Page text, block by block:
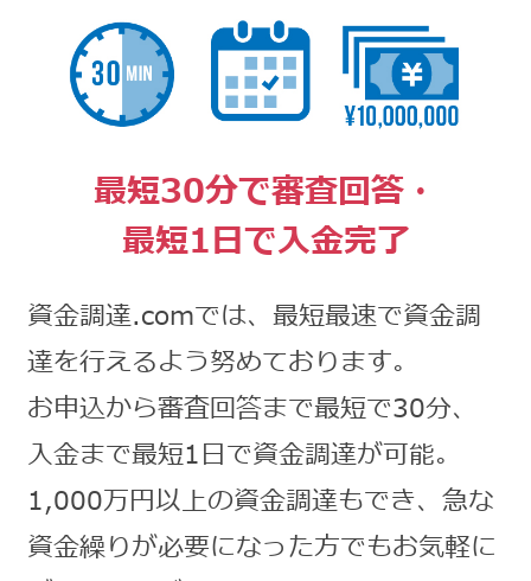
最短30分で審査回答・
最短1日で入金完了
資金調達.comでは、最短最速で資金調
達を行えるよう努めております。
お申込から審査回答まで最短で30分、
入金まで最短1日で資金調達が可能。
1,000万円以上の資金調達もでき、急な
資金繰りが必要になった方でもお気軽に